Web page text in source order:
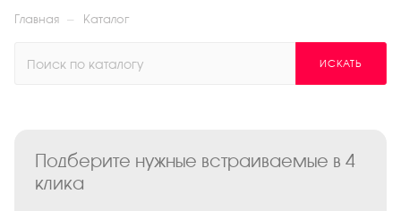
Главная — Каталог
ИСКАТЬ
Подберите нужные встраиваемые в 4
клика